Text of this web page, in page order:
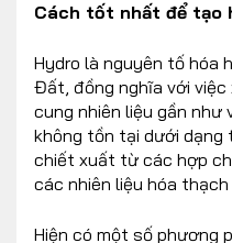
Cách tốt nhất để tạo
Hydro là nguyên tố hóa
Đất, đồng nghĩa với
cung nhiên liệu gần như
không tồn tại dưới dạng
chiết xuất từ các hợp
các nhiên liệu hóa
Hiện có một số phương